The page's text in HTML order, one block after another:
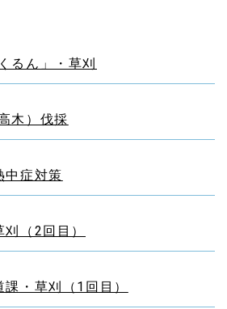
るん」・草刈
木）伐採
症対策
（2回目）
・草刈（1回目）